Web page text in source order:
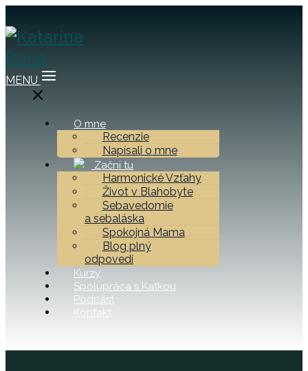
MENU
O mne
Recenzie
Napísali o mne
Začni tu
Harmonické Vzťahy
Život v Blahobyte
Sebavedomie
a sebaláska
Spokojná Mama
Blog plný
odpovedí
Kurzy
Spolupráca s Katkou
Podcast
Kontakt